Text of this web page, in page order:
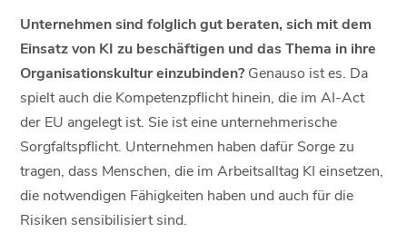
Unternehmen sind folglich gut beraten, sich mit dem
Einsatz von KI zu beschäftigen und das Thema in ihre
Organisationskultur einzubinden? Genauso ist es. Da
spielt auch die Kompetenzpflicht hinein, die im AI-Act
der EU angelegt ist. Sie ist eine unternehmerische
Sorgfaltspflicht. Unternehmen haben dafür Sorge zu
tragen, dass Menschen, die im Arbeitsalltag KI einsetzen,
die notwendigen Fähigkeiten haben und auch für die
Risiken sensibilisiert sind.